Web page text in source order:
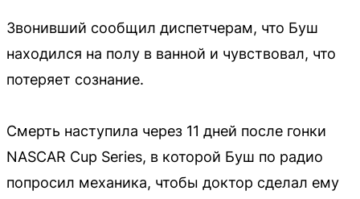
Звонивший сообщил диспетчерам, что Буш
находился на полу в ванной и чувствовал, что
потеряет сознание.
Смерть наступила через 11 дней после гонки
NASCAR Cup Series, в которой Буш по радио
попросил механика, чтобы доктор сделал ему